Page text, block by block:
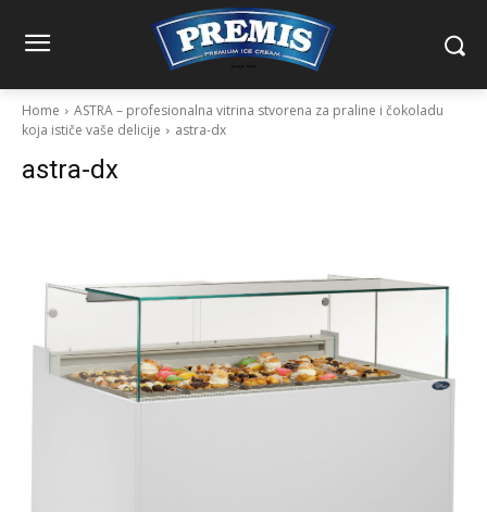
Home
ASTRA – profesionalna vitrina stvorena za praline i čokoladu
koja ističe vaše delicije
astra-dx
astra-dx